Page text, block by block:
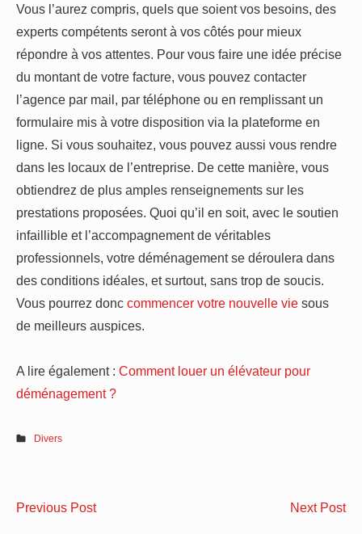
Vous l’aurez compris, quels que soient vos besoins, des
experts compétents seront à vos côtés pour mieux
répondre à vos attentes. Pour vous faire une idée précise
du montant de votre facture, vous pouvez contacter
l’agence par mail, par téléphone ou en remplissant un
formulaire mis à votre disposition via la plateforme en
ligne. Si vous souhaitez, vous pouvez aussi vous rendre
dans les locaux de l’entreprise. De cette manière, vous
obtiendrez de plus amples renseignements sur les
prestations proposées. Quoi qu’il en soit, avec le soutien
infaillible et l’accompagnement de véritables
professionnels, votre déménagement se déroulera dans
des conditions idéales, et surtout, sans trop de soucis.
Vous pourrez donc commencer votre nouvelle vie sous
de meilleurs auspices.
A lire également : Comment louer un élévateur pour
déménagement ?
Divers
Navigation
Previous PostLe
Next Post